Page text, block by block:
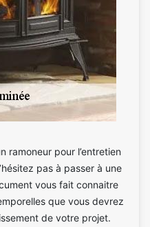
ramoneur pour l’entretien
pas à passer à une
vous fait connaitre
que vous devrez
de votre projet.